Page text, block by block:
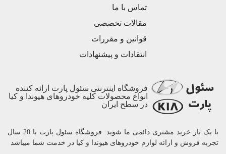
تماس با ما
مقالات تخصصی
قوانین و مقررات
انتقادات و پیشنهادات
فروشگاه اینترنتی سئول پارت ارائه کننده
انواع محصولات کلیه خودروهای هیوندا و کیا
در سطح ایران
با یک بار خرید مشتری دائمی ما شوید. فروشگاه سئول پارت با 20 سال
تجربه فروش و ارائه لوازم خودروهای هیوندا و کیا در خدمت شما میباشد